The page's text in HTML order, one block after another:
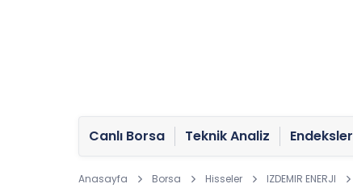
Canlı Borsa Teknik Analiz Endeksler
Anasayfa Borsa Hisseler IZDEMIR ENERJI